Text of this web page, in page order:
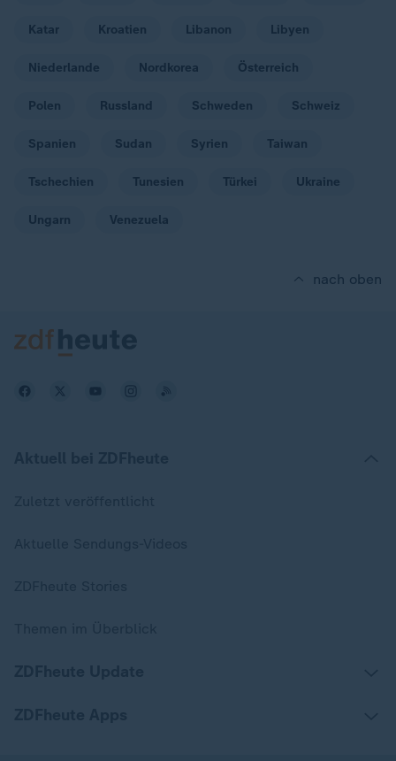
Katar Kroatien Libanon Libyen
Niederlande Nordkorea Österreich
Polen Russland Schweden Schweiz
Spanien Sudan Syrien Taiwan
Tschechien Tunesien Türkei Ukraine
Ungarn Venezuela
nach oben